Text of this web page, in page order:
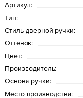
Артикул:
Тип:
Стиль дверной ручки:
Оттенок:
Цвет:
Производитель:
Основа ручки:
Место производства: